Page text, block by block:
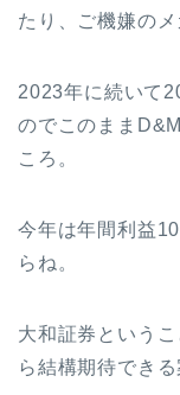
たり、ご機嫌のメ
2023年に続いて
のでこのまま
ころ。
今年は年間利益
らね。
大和証券という
ら結構期待でき